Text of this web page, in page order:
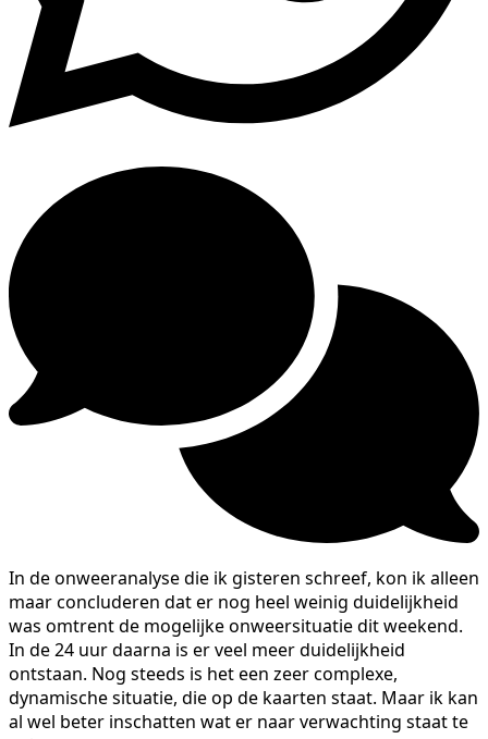
In de onweeranalyse die ik gisteren schreef, kon ik alleen
maar concluderen dat er nog heel weinig duidelijkheid
was omtrent de mogelijke onweersituatie dit weekend.
In de 24 uur daarna is er veel meer duidelijkheid
ontstaan. Nog steeds is het een zeer complexe,
dynamische situatie, die op de kaarten staat. Maar ik kan
al wel beter inschatten wat er naar verwachting staat te